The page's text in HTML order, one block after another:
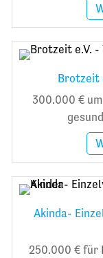
Brotzeit
300.000 €
Akinda-
250.000 €